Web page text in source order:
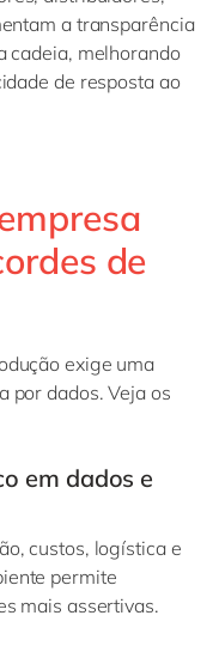
a transparência
cadeia, melhorando
de resposta ao
de
exige uma
por dados. Veja os
em dados e
custos, logística e
permite
mais assertivas.